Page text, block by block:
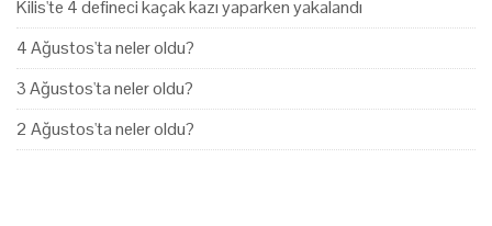
Kilis'te 4 defineci kaçak kazı yaparken yakalandı
4 Ağustos'ta neler oldu?
3 Ağustos'ta neler oldu?
2 Ağustos'ta neler oldu?